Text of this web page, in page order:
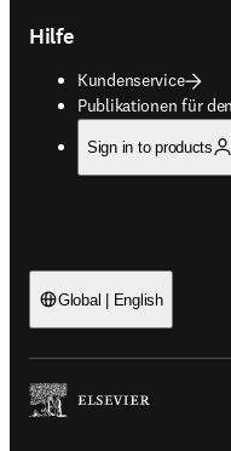
Hilfe
Kundenservice
Publikationen für
opens in new tab/
Sign in to products
Global | English